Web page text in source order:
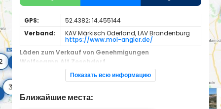
GPS:
52.4382; 14.455144
Verband:
KAV Märkisch Oderland, LAV Brandenburg
https://www.mol-angler.de/
Läden zum Verkauf von Genehmigungen
Wolfscamp Alt Zeschdorf
4933602247
Показать всю информацию
Ближайшие места: